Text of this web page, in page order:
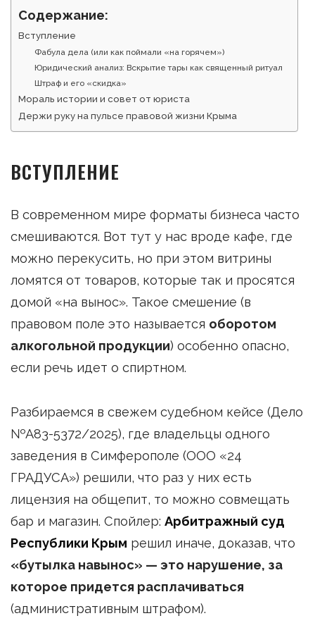
Содержание:
Вступление
Фабула дела (или как поймали «на горячем»)
Юридический анализ: Вскрытие тары как священный ритуал
Штраф и его «скидка»
Мораль истории и совет от юриста
Держи руку на пульсе правовой жизни Крыма
ВСТУПЛЕНИЕ
В современном мире форматы бизнеса часто
смешиваются. Вот тут у нас вроде кафе, где
можно перекусить, но при этом витрины
ломятся от товаров, которые так и просятся
домой «на вынос». Такое смешение (в
правовом поле это называется оборотом
алкогольной продукции) особенно опасно,
если речь идет о спиртном.
Разбираемся в свежем судебном кейсе (Дело
№А83-5372/2025), где владельцы одного
заведения в Симферополе (ООО «24
ГРАДУСА») решили, что раз у них есть
лицензия на общепит, то можно совмещать
бар и магазин. Спойлер: Арбитражный суд
Республики Крым решил иначе, доказав, что
«бутылка навынос» — это нарушение, за
которое придется расплачиваться
(административным штрафом).